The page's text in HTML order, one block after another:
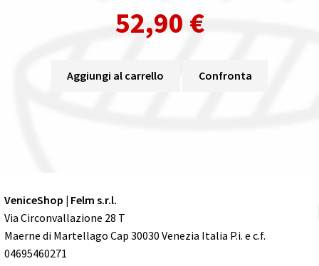
52,90 €
Aggiungi al carrello Confronta
VeniceShop | Felm s.r.l.
Via Circonvallazione 28 T
Maerne di Martellago Cap 30030 Venezia Italia P.i. e c.f.
04695460271